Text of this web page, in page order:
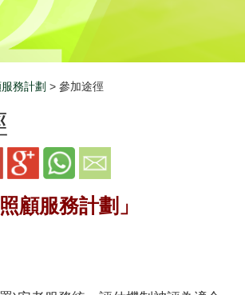
務計劃 > 參加途徑
顧服務計劃」